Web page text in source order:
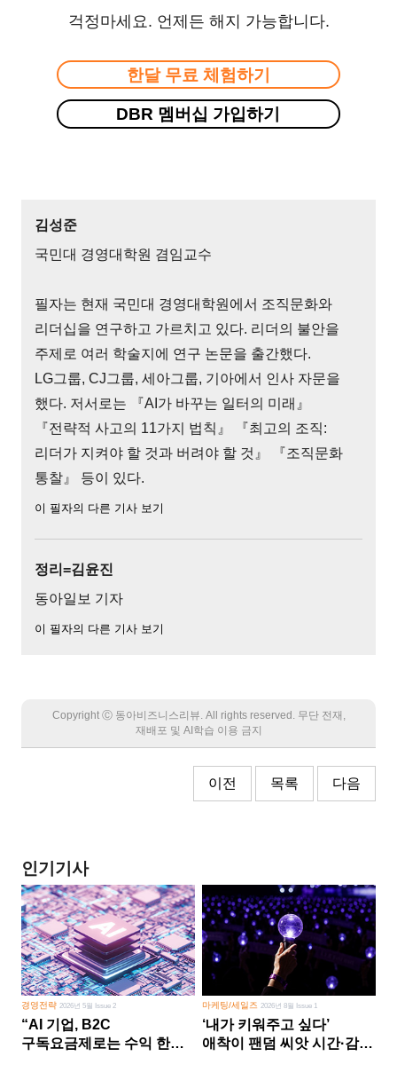
걱정마세요. 언제든 해지 가능합니다.
한달 무료 체험하기
DBR 멤버십 가입하기
김성준
국민대 경영대학원 겸임교수
필자는 현재 국민대 경영대학원에서 조직문화와
리더십을 연구하고 가르치고 있다. 리더의 불안을
주제로 여러 학술지에 연구 논문을 출간했다.
LG그룹, CJ그룹, 세아그룹, 기아에서 인사 자문을
했다. 저서로는 『AI가 바꾸는 일터의 미래』
『전략적 사고의 11가지 법칙』 『최고의 조직:
리더가 지켜야 할 것과 버려야 할 것』 『조직문화
통찰』 등이 있다.
이 필자의 다른 기사 보기
정리=김윤진
동아일보 기자
이 필자의 다른 기사 보기
Copyright Ⓒ 동아비즈니스리뷰. All rights reserved. 무단 전재,
재배포 및 AI학습 이용 금지
이전 목록 다음
인기기사
경영전략 2026년 5월 Issue 2
“AI 기업, B2C
구독요금제로는 수익 한계
마케팅/세일즈 2026년 8월 Issue 1
‘내가 키워주고 싶다’
애착이 팬덤 씨앗 시간·감정